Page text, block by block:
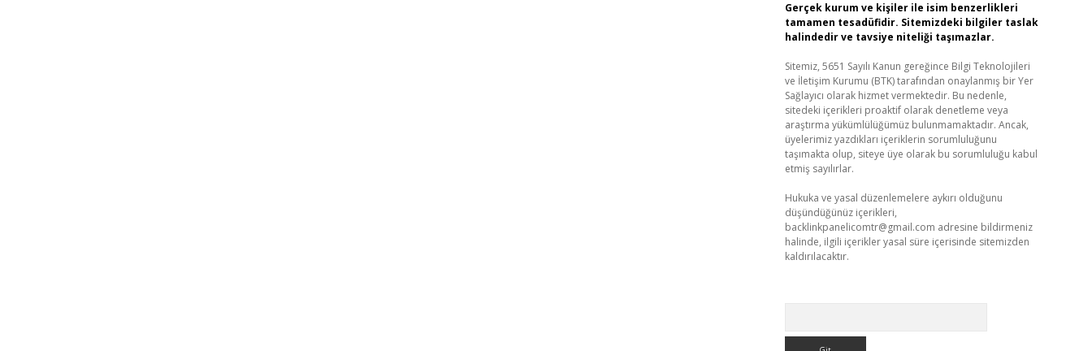
Gerçek kurum ve kişiler ile isim benzerlikleri
tamamen tesadüfidir. Sitemizdeki bilgiler taslak
halindedir ve tavsiye niteliği taşımazlar.
Sitemiz, 5651 Sayılı Kanun gereğince Bilgi Teknolojileri
ve İletişim Kurumu (BTK) tarafından onaylanmış bir Yer
Sağlayıcı olarak hizmet vermektedir. Bu nedenle,
sitedeki içerikleri proaktif olarak denetleme veya
araştırma yükümlülüğümüz bulunmamaktadır. Ancak,
üyelerimiz yazdıkları içeriklerin sorumluluğunu
taşımakta olup, siteye üye olarak bu sorumluluğu kabul
etmiş sayılırlar.
Hukuka ve yasal düzenlemelere aykırı olduğunu
düşündüğünüz içerikleri,
backlinkpanelicomtr@gmail.com adresine bildirmeniz
halinde, ilgili içerikler yasal süre içerisinde sitemizden
kaldırılacaktır.